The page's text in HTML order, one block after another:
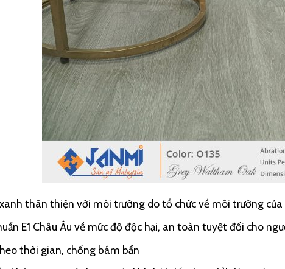
thân thiện với môi trường do tổ chức về môi trường của
E1 Châu Âu về mức độ độc hại, an toàn tuyệt đối cho
thời gian, chống bám bẩn